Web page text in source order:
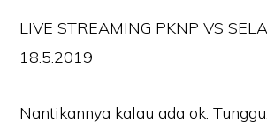
LIVE STREAMING PKNP VS
18.5.2019
Nantikannya kalau ada ok. Tunggu.